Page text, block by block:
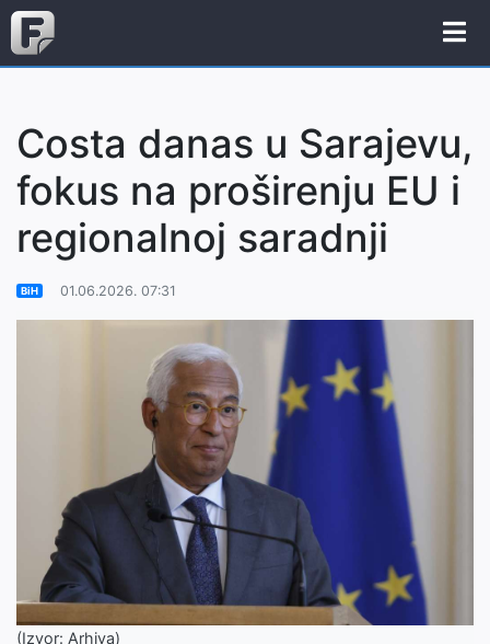
Costa danas u Sarajevu,
fokus na proširenju EU i
regionalnoj saradnji
BiH 01.06.2026. 07:31
(Izvor: Arhiva)